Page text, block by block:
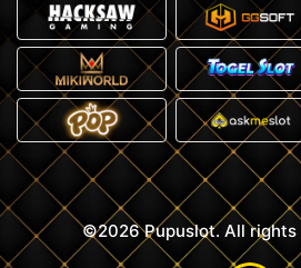
©2026 Pupuslot. All rights